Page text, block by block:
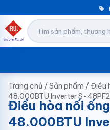
Trang chủ /Sản phẩm /Điều
48.000BTU Inverter S-
Điều hòa nối
48.000BTU